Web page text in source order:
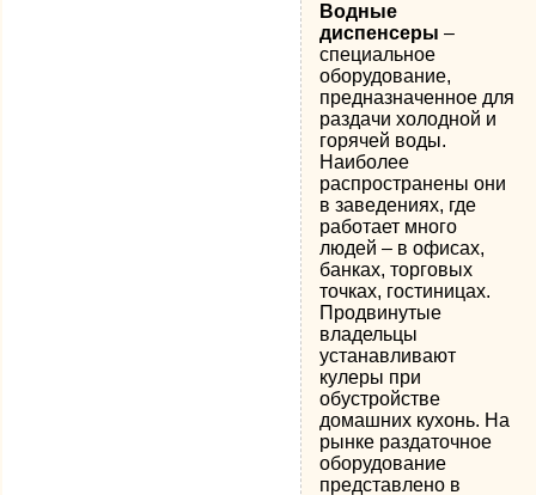
Водные
диспенсеры –
специальное
оборудование,
предназначенное для
раздачи холодной и
горячей воды.
Наиболее
распространены они
в заведениях, где
работает много
людей – в офисах,
банках, торговых
точках, гостиницах.
Продвинутые
владельцы
устанавливают
кулеры при
обустройстве
домашних кухонь. На
рынке раздаточное
оборудование
представлено в